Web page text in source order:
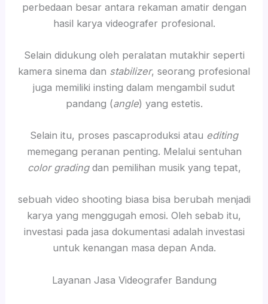
perbedaan besar antara rekaman amatir dengan
hasil karya videografer profesional.
Selain didukung oleh peralatan mutakhir seperti
kamera sinema dan stabilizer, seorang profesional
juga memiliki insting dalam mengambil sudut
pandang (angle) yang estetis.
Selain itu, proses pascaproduksi atau editing
memegang peranan penting. Melalui sentuhan
color gradingdan pemilihan musik yang tepat,
sebuah video shooting biasa bisa berubah menjadi
karya yang menggugah emosi. Oleh sebab itu,
investasi pada jasa dokumentasi adalah investasi
untuk kenangan masa depan Anda.
Layanan Jasa Videografer Bandung